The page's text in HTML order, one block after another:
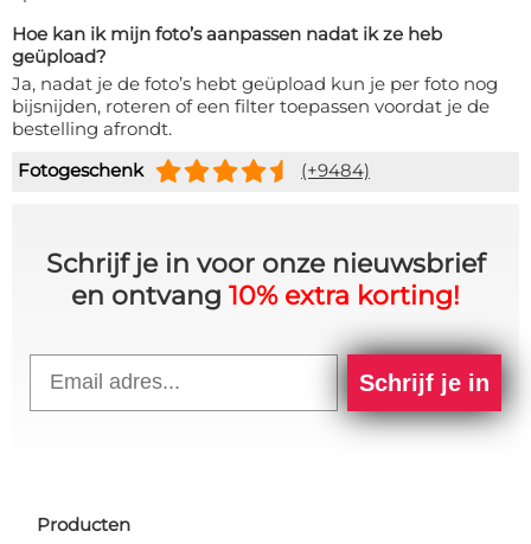
Hoe kan ik mijn foto’s aanpassen nadat ik ze heb
geüpload?
Ja, nadat je de foto’s hebt geüpload kun je per foto nog
bijsnijden, roteren of een filter toepassen voordat je de
bestelling afrondt.
Fotogeschenk
(+9484)
Schrijf je in voor onze nieuwsbrief
en ontvang 10% extra korting!
Schrijf je in
Producten